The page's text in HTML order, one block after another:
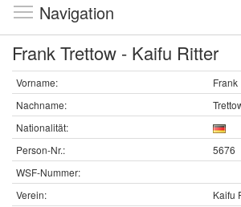
Navigation
Frank Trettow - Kaifu Ritter
Vorname:
Frank
Nachname:
Nationalität:
Person-Nr.:
5676
WSF-Nummer:
Verein:
Kaifu